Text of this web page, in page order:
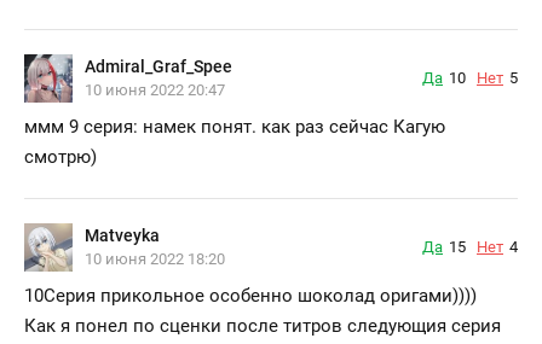
Admiral_Graf_Spee
10 июня 2022 20:47
Да 10 Нет 5
ммм 9 серия: намек понят. как раз сейчас Кагую
смотрю)
Matveyka
10 июня 2022 18:20
Да 15 Нет 4
10Серия прикольное особенно шоколад оригами))))
Как я понел по сценки после титров следующия серия